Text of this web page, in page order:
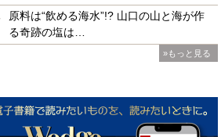
原料は“飲める海水”!? 山口の山と海が作
る奇跡の塩は…
»もっと見る